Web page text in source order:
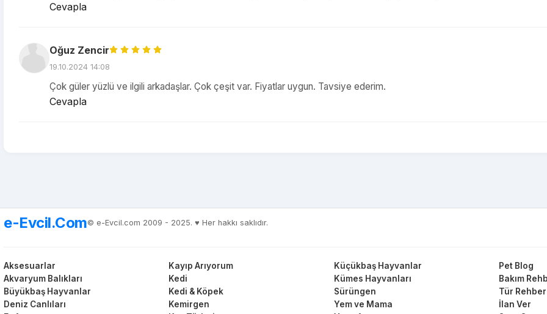
Cevapla
Oğuz Zencir
19.10.2024 14:08
Çok güler yüzlü ve ilgili arkadaşlar. Çok çeşit var. Fiyatlar uygun. Tavsiye ederim.
Cevapla
e-Evcil.Com© e-Evcil.com 2009 - 2025. ♥️ Her hakkı saklıdır.
Aksesuarlar
Akvaryum Balıkları
Büyükbaş Hayvanlar
Deniz Canlıları
Kayıp Arıyorum
Kedi
Kedi & Köpek
Kemirgen
Küçükbaş Hayvanlar
Kümes Hayvanları
Sürüngen
Yem ve Mama
Pet Blog
Bakım
Tür
İlan Ver